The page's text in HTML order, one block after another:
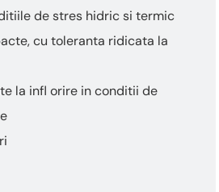
de stres hidric si termic
cu toleranta ridicata la
la infl orire in conditii de